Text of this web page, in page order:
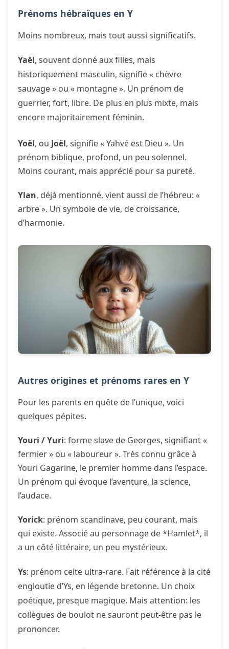
Prénoms hébraïques en Y
Moins nombreux, mais tout aussi significatifs.
Yaël, souvent donné aux filles, mais
historiquement masculin, signifie « chèvre
sauvage » ou « montagne ». Un prénom de
guerrier, fort, libre. De plus en plus mixte, mais
encore majoritairement féminin.
Yoël, ou Joël, signifie « Yahvé est Dieu ». Un
prénom biblique, profond, un peu solennel.
Moins courant, mais apprécié pour sa pureté.
Ylan, déjà mentionné, vient aussi de l’hébreu: «
arbre ». Un symbole de vie, de croissance,
d’harmonie.
Autres origines et prénoms rares en Y
Pour les parents en quête de l’unique, voici
quelques pépites.
Youri / Yuri: forme slave de Georges, signifiant «
fermier » ou « laboureur ». Très connu grâce à
Youri Gagarine, le premier homme dans l’espace.
Un prénom qui évoque l’aventure, la science,
l’audace.
Yorick: prénom scandinave, peu courant, mais
qui existe. Associé au personnage de *Hamlet*, il
a un côté littéraire, un peu mystérieux.
Ys: prénom celte ultra-rare. Fait référence à la cité
engloutie d’Ys, en légende bretonne. Un choix
poétique, presque magique. Mais attention: les
collègues de boulot ne sauront peut-être pas le
prononcer.